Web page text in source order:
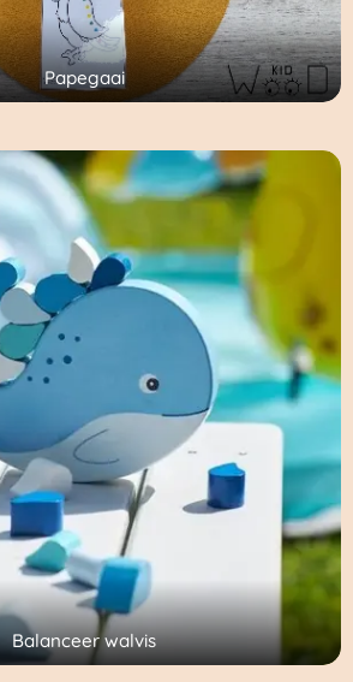
Papegaai
Balanceer walvis